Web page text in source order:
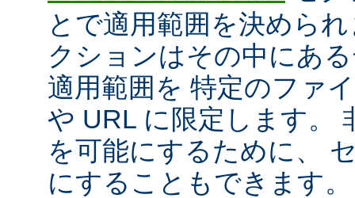
とで適用範囲を決めら
クションはその中にあ
適用範囲を 特定のファ
や URL に限定します。
を可能にするために、
にすることもできます。